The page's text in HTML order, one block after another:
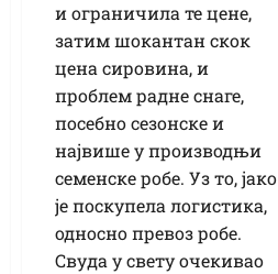
и ограничила те цене,
затим шокантан скок
цена сировина, и
проблем радне снаге,
посебно сезонске и
највише у производњи
семенске робе. Уз то, јако
је поскупела логистика,
односно превоз робе.
Свуда у свету очекивао